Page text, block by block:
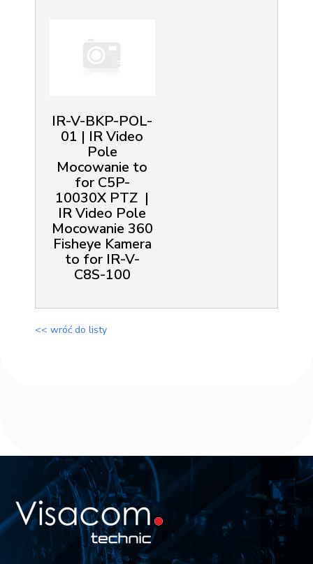
IR-V-BKP-POL-
01 | IR Video
Pole
Mocowanie to
for C5P-
10030X PTZ |
IR Video Pole
Mocowanie 360
Fisheye Kamera
to for IR-V-
C8S-100
<< wróć do listy